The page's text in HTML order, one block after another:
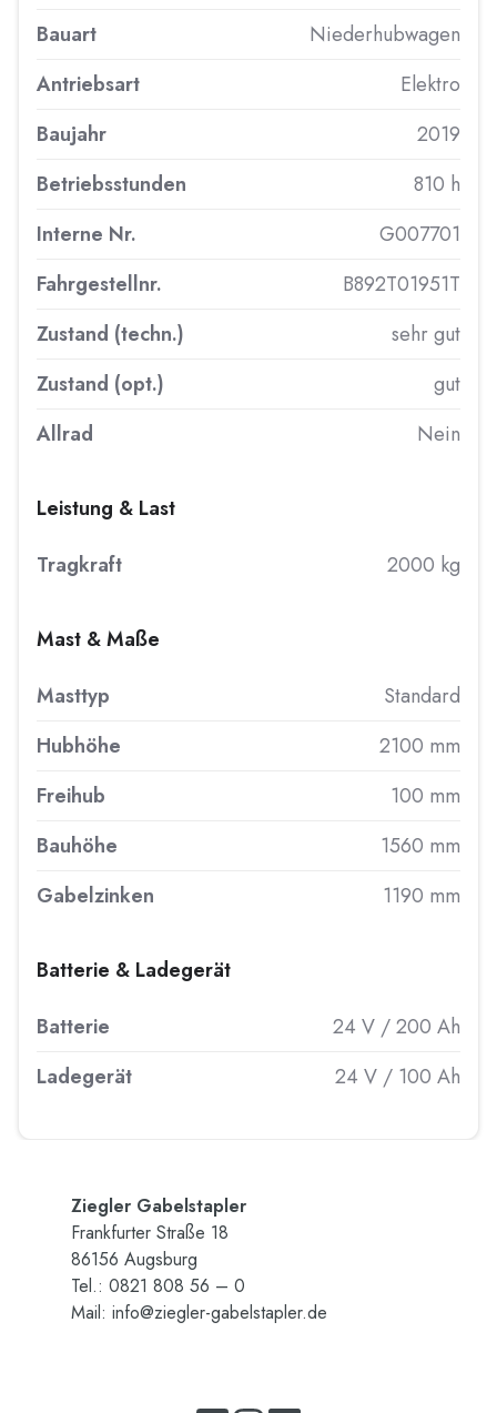
Bauart
Niederhubwagen
Antriebsart
Elektro
Baujahr
2019
Betriebsstunden
810 h
Interne Nr.
G007701
Fahrgestellnr.
B892T01951T
Zustand (techn.)
sehr gut
Zustand (opt.)
gut
Allrad
Nein
Leistung & Last
Tragkraft
2000 kg
Mast & Maße
Masttyp
Standard
Hubhöhe
2100 mm
Freihub
100 mm
Bauhöhe
1560 mm
Gabelzinken
1190 mm
Batterie & Ladegerät
Batterie
24 V / 200 Ah
Ladegerät
24 V / 100 Ah
Zieg­ler Ga­bel­stap­ler
Frank­fur­ter Stra­ße 18
86156 Augs­burg
Tel.: 0821 808 56 – 0
Mail: info@​ziegler-​gabelstapler.​de